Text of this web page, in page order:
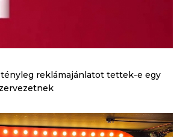
tényleg reklámajánlatot tettek-e egy